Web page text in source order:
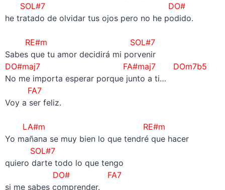
SOL#7 DO#
he tratado de olvidar tus ojos pero no he podido.
RE#m SOL#7
Sabes que tu amor decidirá mi porvenir
DO#maj7 FA#maj7 DOm7b5
No me importa esperar porque junto a ti…
FA7
Voy a ser feliz.
LA#m RE#m
Yo mañana se muy bien lo que tendré que hacer
SOL#7
quiero darte todo lo que tengo
DO# FA7
si me sabes comprender.